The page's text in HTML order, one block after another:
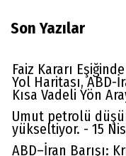
Son Yazılar
Faiz Kararı
Yol Haritası, ABD-
Kısa Vadeli Yön
Umut petrolü
yükseltiyor. - 15
ABD–İran Barışı: